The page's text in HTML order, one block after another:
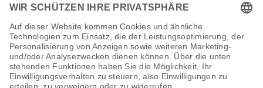
Deutsch
Deutschland (EUR €)
In Kontakt kommen